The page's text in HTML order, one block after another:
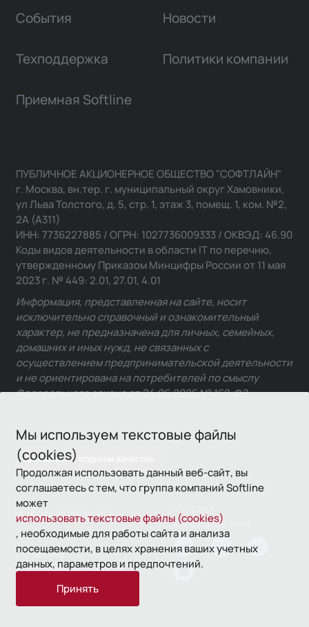
Мы используем текстовые файлы
(cookies)
Продолжая использовать данный веб-сайт, вы
соглашаетесь с тем, что группа компаний Softline
может
использовать текстовые файлы (cookies)
, необходимые для работы сайта и анализа
посещаемости, в целях хранения ваших учетных
данных, параметров и предпочтений.
Принять
События Новости
Техподдержка Политики компании
Приемная Softline
Связаться с отделом качества
ПУБЛИЧНОЕ АКЦИОНЕРНОЕ ОБЩЕСТВО "СОФТЛАЙН"
г. Москва, вн.тер. г. муниципальный округ Хамовники,
ул Льва Толстого, д. 5, стр. 1, этаж 3, помещ. 1, ком. №2,
2А (А311)
ИНН: 7736227885 / ОГРН: 1027736009333 / ОКВЭД: 46.90
Коды видов деятельности в области IT по перечню,
утвержденному Приказом Минцифры России от 11 мая
2023 г. № 449: 2.01, 27.01, 4.01
Информация, представленная на сайте, носит
исключительно справочный и ознакомительный
характер, не предназначена для личных, семейных,
домашних и иных нужд, не связанных с
осуществлением предпринимательской деятельности
и не ориентирована на потребителей по смыслу
Федерального закона от 24.06.2025 № 168-ФЗ.
© 1993—2026 Softline
использования
Политика
конфиденциальности